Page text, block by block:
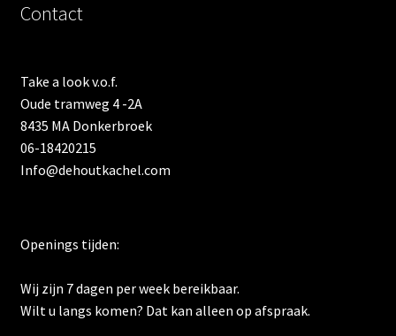
Contact
Take a look v.o.f.
Oude tramweg 4 -2A
8435 MA Donkerbroek
06-18420215
Info@dehoutkachel.com
Openings tijden:
Wij zijn 7 dagen per week bereikbaar.
Wilt u langs komen? Dat kan alleen op afspraak.